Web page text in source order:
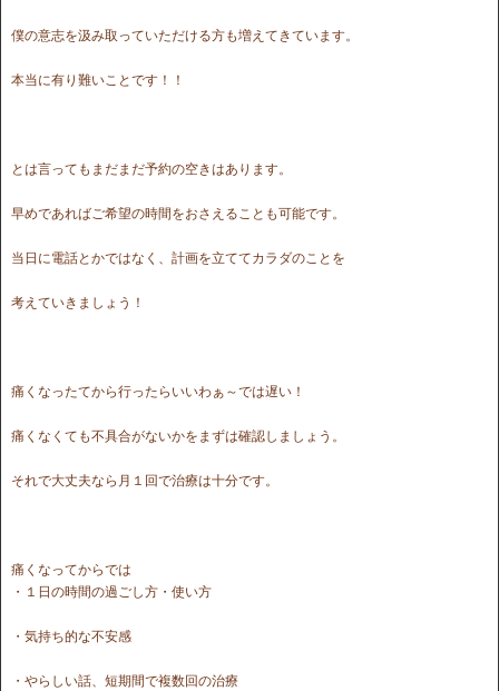
僕の意志を汲み取っていただける方も増えてきています。
本当に有り難いことです！！
とは言ってもまだまだ予約の空きはあります。
早めであればご希望の時間をおさえることも可能です。
当日に電話とかではなく、計画を立ててカラダのことを
考えていきましょう！
痛くなったてから行ったらいいわぁ～では遅い！
痛くなくても不具合がないかをまずは確認しましょう。
それで大丈夫なら月１回で治療は十分です。
痛くなってからでは
・１日の時間の過ごし方・使い方
・気持ち的な不安感
・やらしい話、短期間で複数回の治療